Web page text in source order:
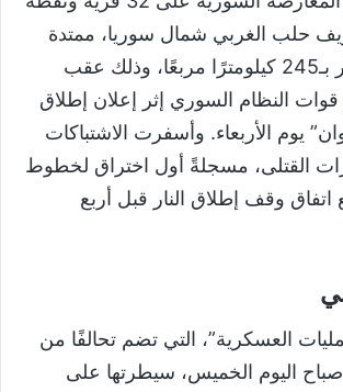
حلب الغربي شمال سوريا، ممتدة
على مساحة تُقدَّر بـ245 كيلومترًا مربعًا، وذلك عقب
النظام السوري إثر إعلان إطلاق
يوم الأربعاء. وأسفرت الاشتباكات
القتلى، مسجلةً أول اختراق لخطوط
اتفاق وقف إطلاق النار قبل أربع
العسكرية”، التي تضم تحالفًا من
اليوم الخميس، سيطرتها على